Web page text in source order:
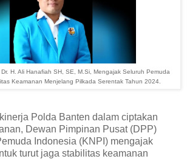
H. Ali Hanafiah SH, SE, M.Si, Mengajak Seluruh Pemuda
Keamanan Menjelang Pilkada Serentak Tahun 2024.
Polda Banten dalam ciptakan
Dewan Pimpinan Pusat (DPP)
Indonesia (KNPI) mengajak
turut jaga stabilitas keamanan